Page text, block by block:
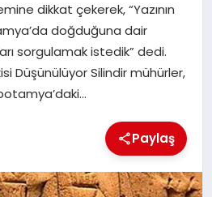
dikkat çekerek, “Yazının
doğduğuna dair
sorgulamak istedik” dedi.
Düşünülüyor Silindir mühürler,
Paylaş